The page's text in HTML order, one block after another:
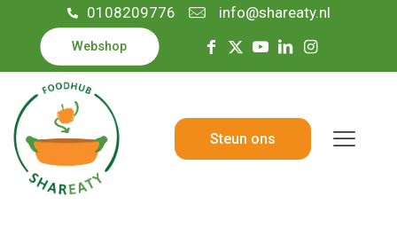
0108209776 info@shareaty.nl
Webshop
Steun ons